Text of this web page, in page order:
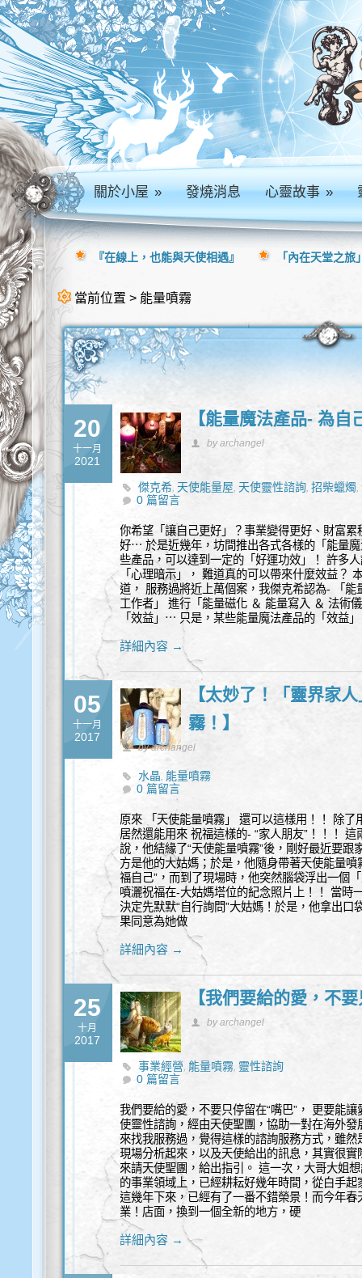
關於小屋» 發燒消息 心靈故事»
當前位置 > 能量噴霧
20
十一月
2021
【能量魔法產品- 為
by archangel
傑克希, 天使能量屋, 天使靈性諮詢,招柴蠟燭,
量產品,能量蠟燭
0 篇留言
你希望「讓自己更好」？事業變得更好、財富
好⋯ 於是近幾年，坊間推出各式各樣的「能量
些產品，可以達到一定的「好運功效」！ 許多
「心理暗示」， 難道真的可以帶來什麼效益？
道， 服務過將近上萬個案，我傑克希認為- 「
工作者」 進行「能量磁化 ＆ 能量寫入 ＆ 法術
「效益」⋯ 只是，某些能量魔法產品的「效益
詳細內容 →
05
十一月
2017
【太妙了！「靈界家
霧！】
by archangel
水晶, 能量噴霧
0 篇留言
原來 「天使能量噴霧」 還可以這樣用！！ 除
居然還能用來 祝福這樣的- “家人朋友”！！！
說，他結緣了“天使能量噴霧”後，剛好最近要
方是他的大姑媽；於是，他隨身帶著天使能量
福自己”，而到了現場時，他突然腦袋浮出一個
噴灑祝福在-大姑媽塔位的紀念照片上！！ 當時
決定先默默“自行詢問”大姑媽！於是，他拿出
果同意為她做
詳細內容 →
25
十月
2017
【我們要給的愛，不
by archangel
事業經營, 能量噴霧, 靈性諮詢
0 篇留言
我們要給的愛，不要只停留在“嘴巴”， 更要能
使靈性諮詢，經由天使聖團，協助一對在海外
來找我服務過，覺得這樣的諮詢服務方式，雖
現場分析起來，以及天使給出的訊息，其實很
來請天使聖團，給出指引。 這一次，大哥大姐
的事業領域上，已經耕耘好幾年時間，從白手
這幾年下來，已經有了一番不錯榮景！而今年
業！店面，換到一個全新的地方，硬
詳細內容 →
『在線上，也能與天使相遇』 「內在天堂之